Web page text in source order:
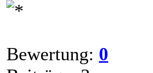
Bewertung: 0